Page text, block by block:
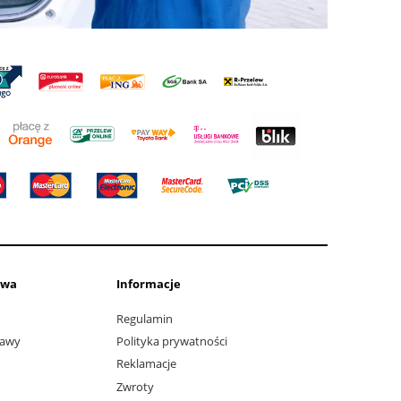
Informacje
Regulamin
Polityka prywatności
Reklamacje
Zwroty